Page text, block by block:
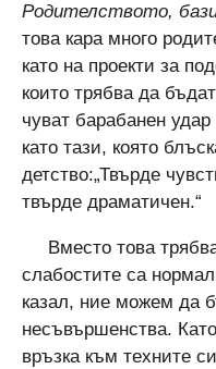
Родителството,
това кара много
като на проекти за
които трябва да
чуват барабанен удар
като тази, която
детство:„Твърде
твърде драматичен.“
Вместо това
слабостите са
казал, ние можем да
несъвършенства.
връзка към техните